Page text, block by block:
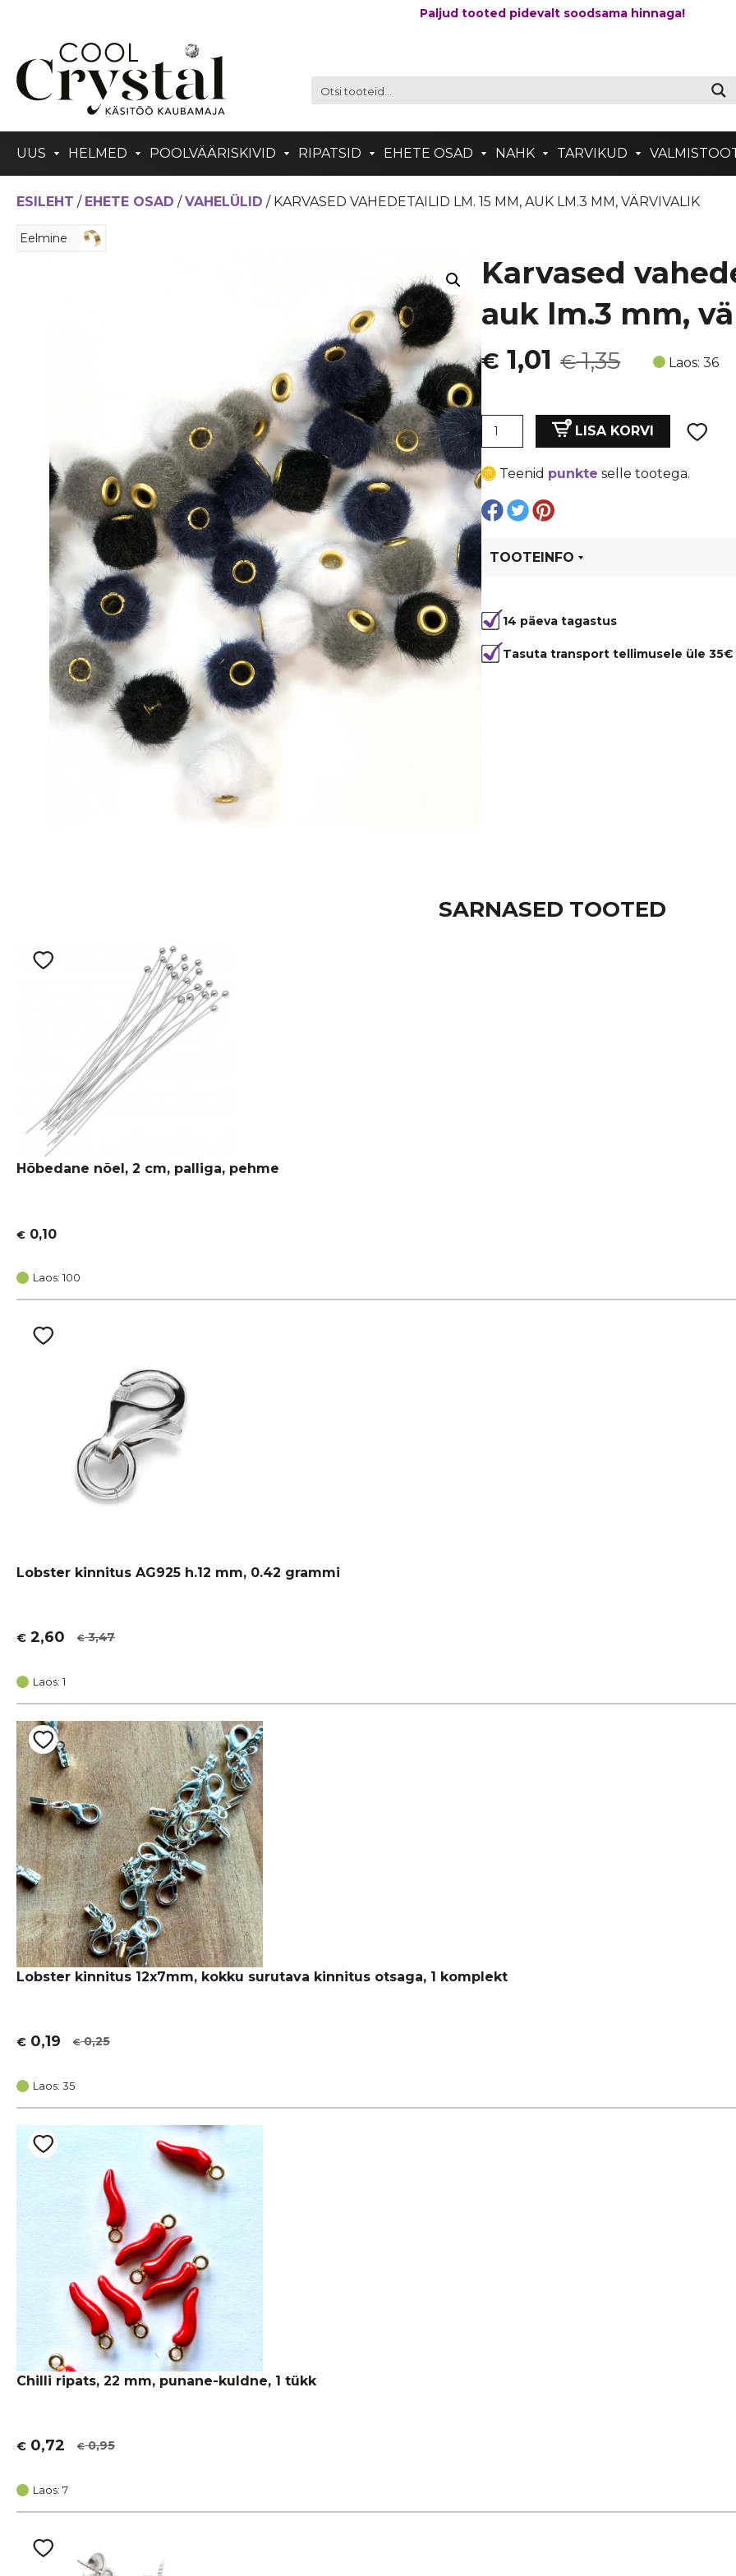
Paljud tooted pidevalt soodsama hinnaga!
UUS HELMED POOLVÄÄRISKIVID RIPATSID EHETE OSAD NAHK TARVIKUD
ESILEHT / EHETE OSAD /VAHELÜLID / KARVASED VAHEDETAILID LM. 15 MM, AUK LM.3 MM, VÄRVIVALIK
Eelmine
Karvased
auk lm.3 mm,
€1,35
Algne
hind
oli:
€ 1,35.
€ 1,01
Current
price
is:
€ 1,01.
Laos: 36
Karvased
vahedetailid
15
mm,
auk
mm,
kogus
LISA KORVI
Teenid punkte selle tootega.
TOOTEINFO
14 päeva tagastus
Tasuta transport tellimusele üle 35€
SARNASED TOOTED
Hõbedane nõel, 2 cm, palliga, pehme
€ 0,10
Laos: 100
Lobster kinnitus AG925 h.12 mm, 0.42 grammi
€3,47
Algne
oli:
€ 3,47.
€ 2,60
Current
is:
€ 2,60.
Laos: 1
Lobster kinnitus 12x7mm, kokku surutava kinnitus otsaga, 1 komplekt
€0,25
Algne
oli:
€ 0,25.
€ 0,19
Current
is:
€ 0,19.
Laos: 35
Chilli ripats, 22 mm, punane-kuldne, 1 tükk
€0,95
Algne
oli:
€ 0,95.
€ 0,72
Current
is:
€ 0,72.
Laos: 7